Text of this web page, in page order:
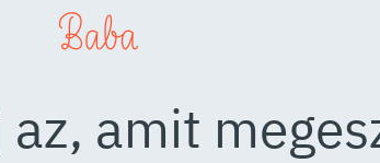
Baba
amit